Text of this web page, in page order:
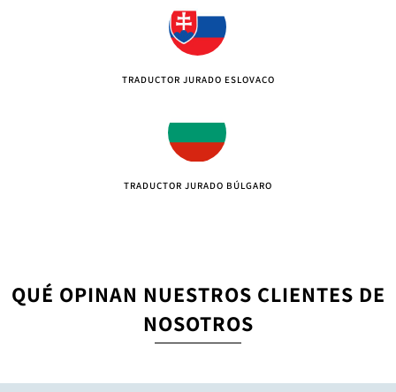
TRADUCTOR JURADO ESLOVACO
TRADUCTOR JURADO BÚLGARO
QUÉ OPINAN NUESTROS CLIENTES DE
NOSOTROS